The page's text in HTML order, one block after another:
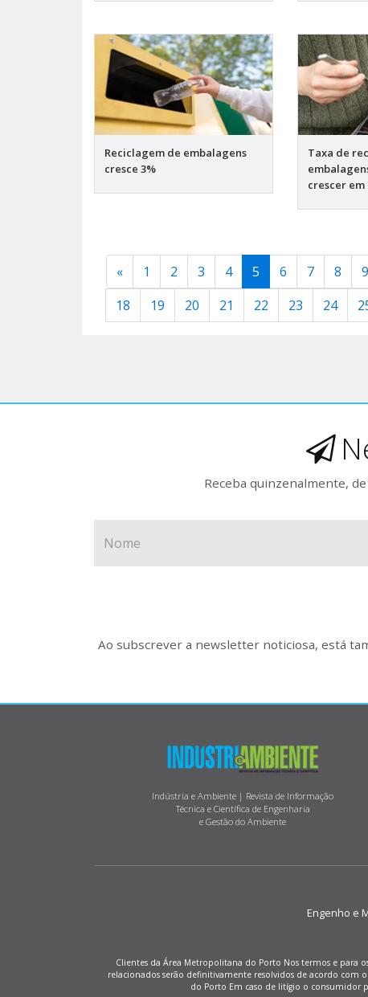
Reciclagem de embalagens
cresce 3%
Taxa de
crescer em
« 1 2 3 4 5 6 7 8 9
18
19 20 21 22 23 24
Receba quinzenalmente,
Ao subscrever a newsletter noticiosa, está
Indústria e Ambiente | Revista de Informação
Técnica e Científica de Engenharia
e Gestão do Ambiente
Engenho e
Clientes da Área Metropolitana do Porto Nos termos e para
relacionados serão definitivamente resolvidos de acordo
do Porto Em caso de litígio o consumidor